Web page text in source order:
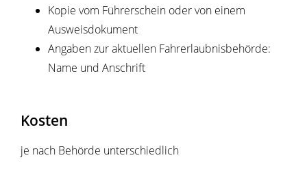
Kopie vom Führerschein oder von einem
Ausweisdokument
Angaben zur aktuellen Fahrerlaubnisbehörde:
Name und Anschrift
Kosten
je nach Behörde unterschiedlich